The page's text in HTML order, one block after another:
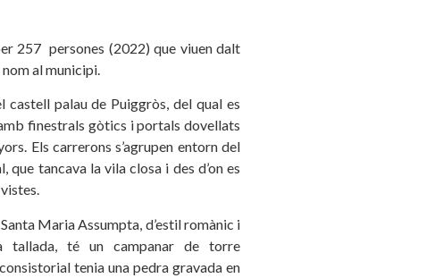
257 persones (2022) que viuen dalt
al municipi.
palau de Puiggròs, del qual es
finestrals gòtics i portals dovellats
Els carrerons s’agrupen entorn del
que tancava la vila closa i des d’on es
Maria Assumpta, d’estil romànic i
tallada, té un campanar de torre
tenia una pedra gravada en